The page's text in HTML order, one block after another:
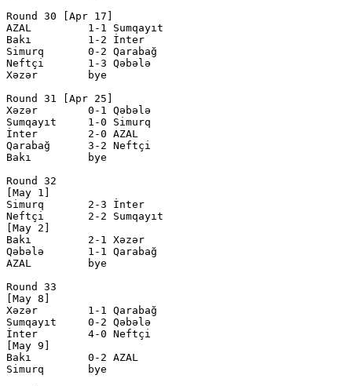
Round 30 [Apr 17]
AZAL         1-1 Sumqayıt
Bakı         1-2 İnter
Simurq       0-2 Qarabağ
Neftçi       1-3 Qəbələ
Xəzər        bye
Round 31 [Apr 25]
Xəzər        0-1 Qəbələ
Sumqayıt     1-0 Simurq
İnter        2-0 AZAL
Qarabağ      3-2 Neftçi
Bakı         bye
Round 32
[May 1]
Simurq       2-3 İnter
Neftçi       2-2 Sumqayıt
[May 2]
Bakı         2-1 Xəzər
Qəbələ       1-1 Qarabağ
AZAL         bye
Round 33
[May 8]
Xəzər        1-1 Qarabağ
Sumqayıt     0-2 Qəbələ
İnter        4-0 Neftçi
[May 9]
Bakı         0-2 AZAL
Simurq       bye